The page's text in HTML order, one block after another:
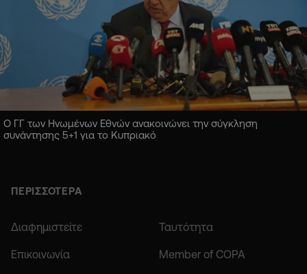
Ο ΓΓ των Ηνωμένων Εθνών ανακοινώνει την σύγκληση
συνάντησης 5+1 για το Κυπριακό
ΠΕΡΙΣΣΟΤΕΡΑ
Διαφημιστείτε Ταυτότητα
Επικοινωνία Member of COPA